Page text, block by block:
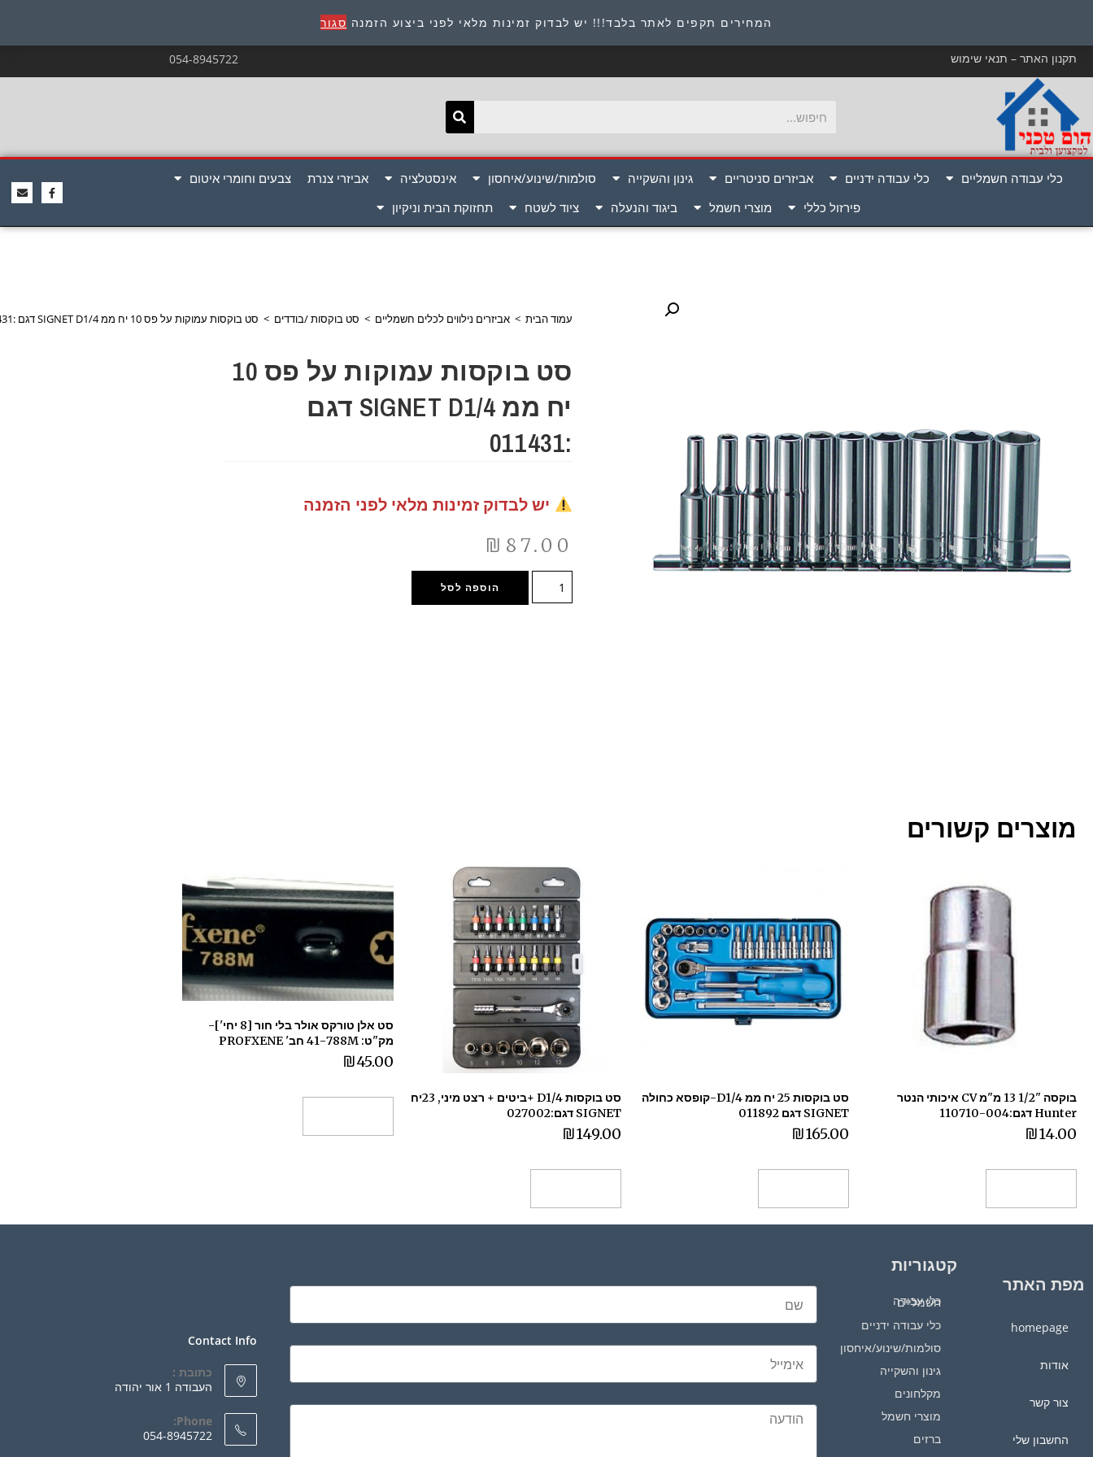
המחירים תקפים לאתר בלבד!!! יש לבדוק זמינות מלאי לפני ביצוע הזמנה סגור כתובת : היוזמים 9 אור יהודה שירות לקוחות 054-8945722
תקנון האתר – תנאי שימוש 054-8945722
כלי עבודה חשמליים כלי עבודה ידניים אביזרים סניטריים גינון והשקייה סולמות/שינוע/איחסון אינסטלציה אביזרי צנרת
צבעים וחומרי איטום
פירזול כללי
מוצרי חשמל ביגוד והנעלה ציוד לשטח תחזוקת הבית וניקיון
עמוד הבית > אביזרים נילווים לכלים חשמליים > סט בוקסות /בודדים > סט בוקסות עמוקות על פס 10 יח ממ SIGNET D1/4 דגם :011431
סט בוקסות עמוקות על פס 10
יח ממ SIGNET D1/4 דגם
:011431
יש לבדוק זמינות מלאי לפני הזמנה
₪ 87.00
הוספה לסל
מוצרים קשורים
בוקסה "1/2 13 מ"מ CV איכותי הנטר
Hunter דגם:110710-004
₪14.00
סט בוקסות 25 יח ממ D1/4-קופסא כחולה
SIGNET דגם 011892
₪165.00
סט בוקסות D1/4 +ביטים + רצט מיני, 23יח
SIGNET דגם:027002
₪149.00
סט אלן טורקס אולר בלי חור [8 יחי']-
מק"ט: 41-788M חב' PROFXENE
₪45.00
מפת האתר
homepage
אודות
צור קשר
החשבון שלי
קטגוריות
כלי עבודה חשמליים
כלי עבודה ידניים
סולמות/שינוע/איחסון
גינון והשקייה
מקלחונים
מוצרי חשמל
ברזים
Contact Info
כתובת :
העבודה 1 אור יהודה
Phone:
054-8945722